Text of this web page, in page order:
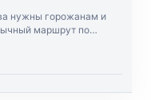
нужны горожанам и
маршрут по